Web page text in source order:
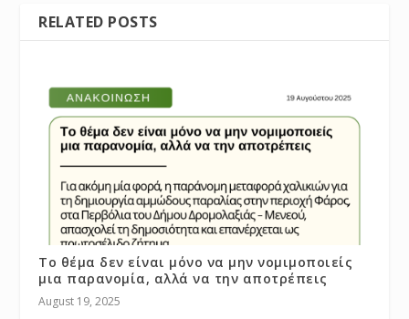
RELATED POSTS
Το θέμα δεν είναι μόνο να μην νομιμοποιείς
μια παρανομία, αλλά να την αποτρέπεις
August 19, 2025